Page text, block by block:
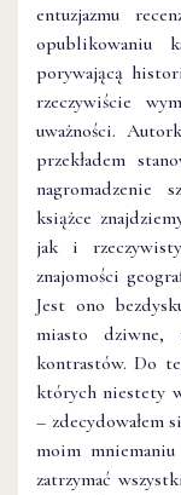
entuzjazmu
opublikowaniu
porywającą
rzeczywiście
uważności.
przekładem
nagromadzenie
książce
jak i
znajomości
Jest ono
miasto dziwne,
kontrastów. Do
których niestety
– zdecydowałem
moim
zatrzymać